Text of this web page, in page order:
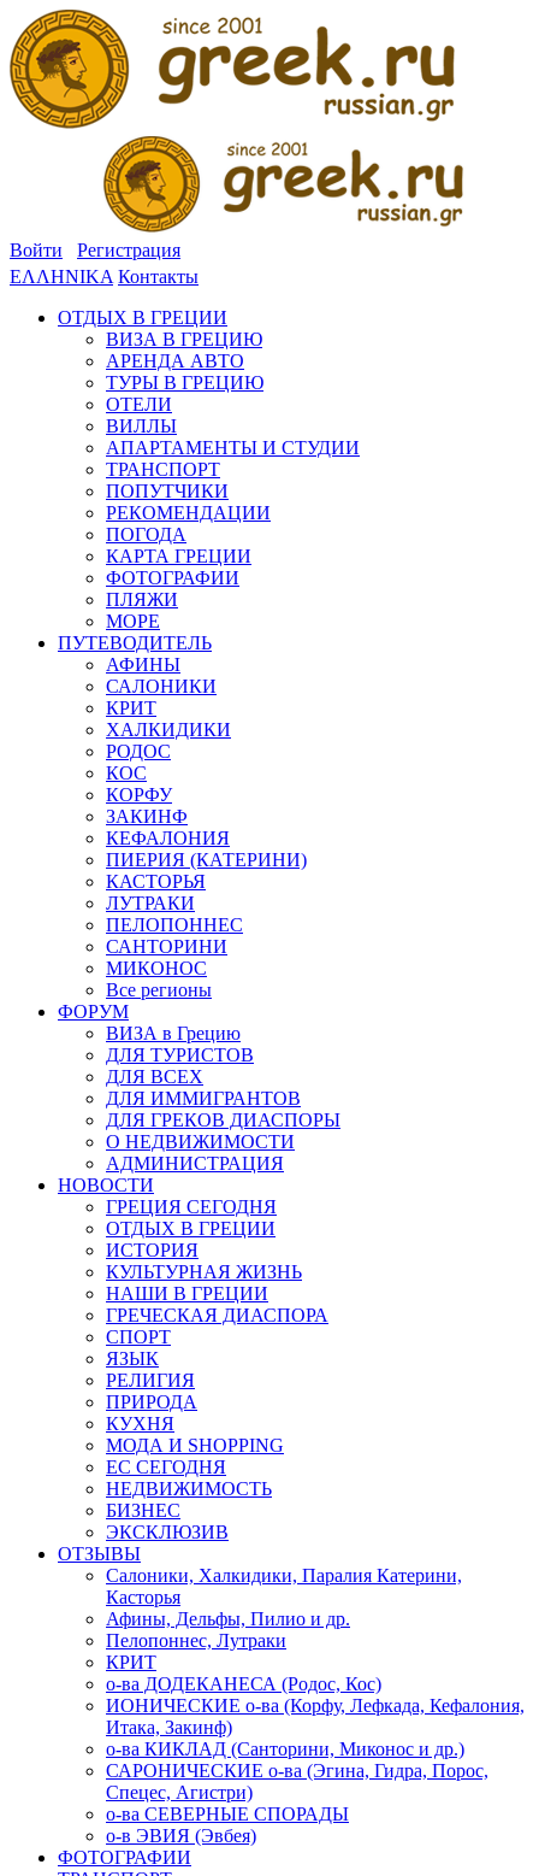
Войти
Регистрация
ΕΛΛΗΝΙΚΑ Контакты
ОТДЫХ В ГРЕЦИИ
ВИЗА В ГРЕЦИЮ
АРЕНДА АВТО
ТУРЫ В ГРЕЦИЮ
ОТЕЛИ
ВИЛЛЫ
АПАРТАМЕНТЫ И СТУДИИ
ТРАНСПОРТ
ПОПУТЧИКИ
РЕКОМЕНДАЦИИ
ПОГОДА
КАРТА ГРЕЦИИ
ФОТОГРАФИИ
ПЛЯЖИ
МОРЕ
ПУТЕВОДИТЕЛЬ
АФИНЫ
САЛОНИКИ
КРИТ
ХАЛКИДИКИ
РОДОС
КОС
КОРФУ
ЗАКИНФ
КЕФАЛОНИЯ
ПИЕРИЯ (КАТЕРИНИ)
КАСТОРЬЯ
ЛУТРАКИ
ПЕЛОПОННЕС
САНТОРИНИ
МИКОНОС
Все регионы
ФОРУМ
ВИЗА в Грецию
ДЛЯ ТУРИСТОВ
ДЛЯ ВСЕХ
ДЛЯ ИММИГРАНТОВ
ДЛЯ ГРЕКОВ ДИАСПОРЫ
О НЕДВИЖИМОСТИ
АДМИНИСТРАЦИЯ
НОВОСТИ
ГРЕЦИЯ СЕГОДНЯ
ОТДЫХ В ГРЕЦИИ
ИСТОРИЯ
КУЛЬТУРНАЯ ЖИЗНЬ
НАШИ В ГРЕЦИИ
ГРЕЧЕСКАЯ ДИАСПОРА
СПОРТ
ЯЗЫК
РЕЛИГИЯ
ПРИРОДА
КУХНЯ
МОДА И SHOPPING
ЕС СЕГОДНЯ
НЕДВИЖИМОСТЬ
БИЗНЕС
ЭКСКЛЮЗИВ
ОТЗЫВЫ
Салоники, Халкидики, Паралия Катерини,
Касторья
Афины, Дельфы, Пилио и др.
Пелопоннес, Лутраки
КРИТ
о-ва ДОДЕКАНЕСА (Родос, Кос)
ИОНИЧЕСКИЕ о-ва (Корфу, Лефкада, Кефалония,
Итака, Закинф)
о-ва КИКЛАД (Санторини, Миконос и др.)
САРОНИЧЕСКИЕ о-ва (Эгина, Гидра, Порос,
Спецес, Агистри)
о-ва СЕВЕРНЫЕ СПОРАДЫ
о-в ЭВИЯ (Эвбея)
ФОТОГРАФИИ